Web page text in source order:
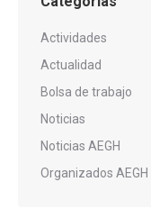
Actividades
Actualidad
Bolsa de trabajo
Noticias
Noticias AEGH
Organizados AEGH